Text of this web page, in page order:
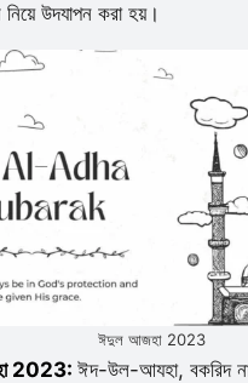
উদযাপন করা হয়।
ঈদুল আজহা 2023
2023: ঈদ-উল-আযহা, বকরিদ